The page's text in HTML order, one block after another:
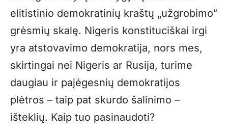
elitistinio demokratinių kraštų „užgrobimo“
grėsmių skalę. Nigeris konstituciškai irgi
yra atstovavimo demokratija, nors mes,
skirtingai nei Nigeris ar Rusija, turime
daugiau ir pajėgesnių demokratijos
plėtros – taip pat skurdo šalinimo –
išteklių. Kaip tuo pasinaudoti?